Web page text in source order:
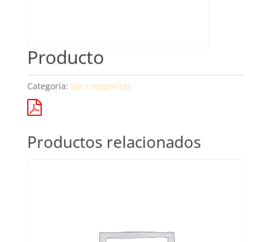
Producto
Categoría: Sin categorizar
Productos relacionados